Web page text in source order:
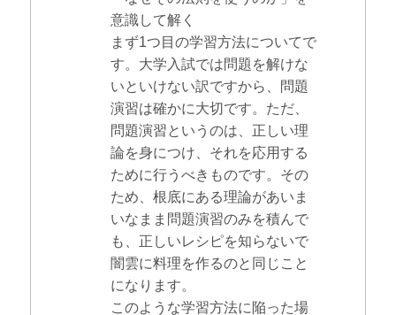
意識して解く
まず1つ目の学習方法についてで
す。大学入試では問題を解けな
いといけない訳ですから、問題
演習は確かに大切です。ただ、
問題演習というのは、正しい理
論を身につけ、それを応用する
ために行うべきものです。その
ため、根底にある理論があいま
いなまま問題演習のみを積んで
も、正しいレシピを知らないで
闇雲に料理を作るのと同じこと
になります。
このような学習方法に陥った場